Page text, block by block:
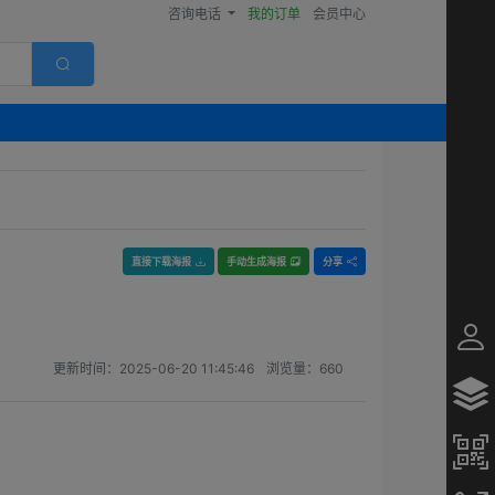
咨询电话 我的订单 会员中心
直接下载海报 手动生成海报 分享
更新时间： 2025-06-20 11:45:46 浏览量： 660